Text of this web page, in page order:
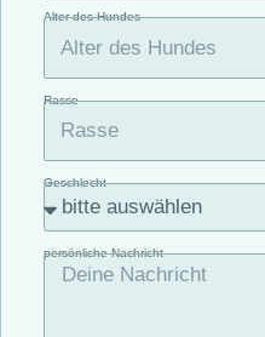
Alter des Hundes
Rasse
Geschlecht
persönliche Nachricht